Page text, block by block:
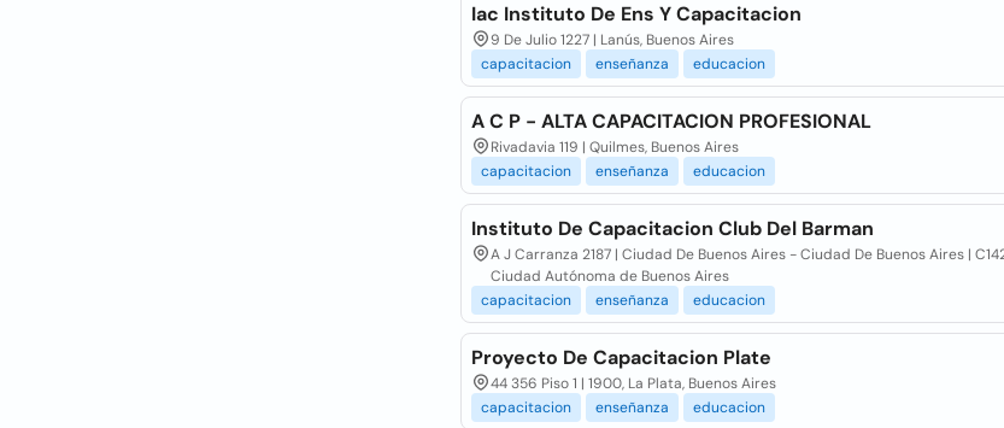
Iac Instituto De Ens Y Capacitacion
9 De Julio 1227 | Lanús, Buenos Aires
capacitacion
enseñanza educacion
A C P - ALTA CAPACITACION PROFESIONAL
Rivadavia 119 | Quilmes, Buenos Aires
capacitacion
enseñanza educacion
Instituto De Capacitacion Club Del Barman
A J Carranza 2187 | Ciudad De Buenos Aires - Ciudad De Buenos Aires |
Ciudad Autónoma de Buenos Aires
capacitacion
enseñanza educacion
Proyecto De Capacitacion Plate
44 356 Piso 1 | 1900, La Plata, Buenos Aires
capacitacion
enseñanza educacion